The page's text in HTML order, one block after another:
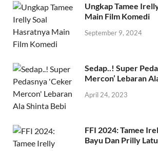
Ungkap Tamee
Main Film Komedi
September 9, 2024
Sedap..! Super
Mercon’ Lebaran
April 24, 2023
FFI 2024: Tamee
Bayu Dan Prilly